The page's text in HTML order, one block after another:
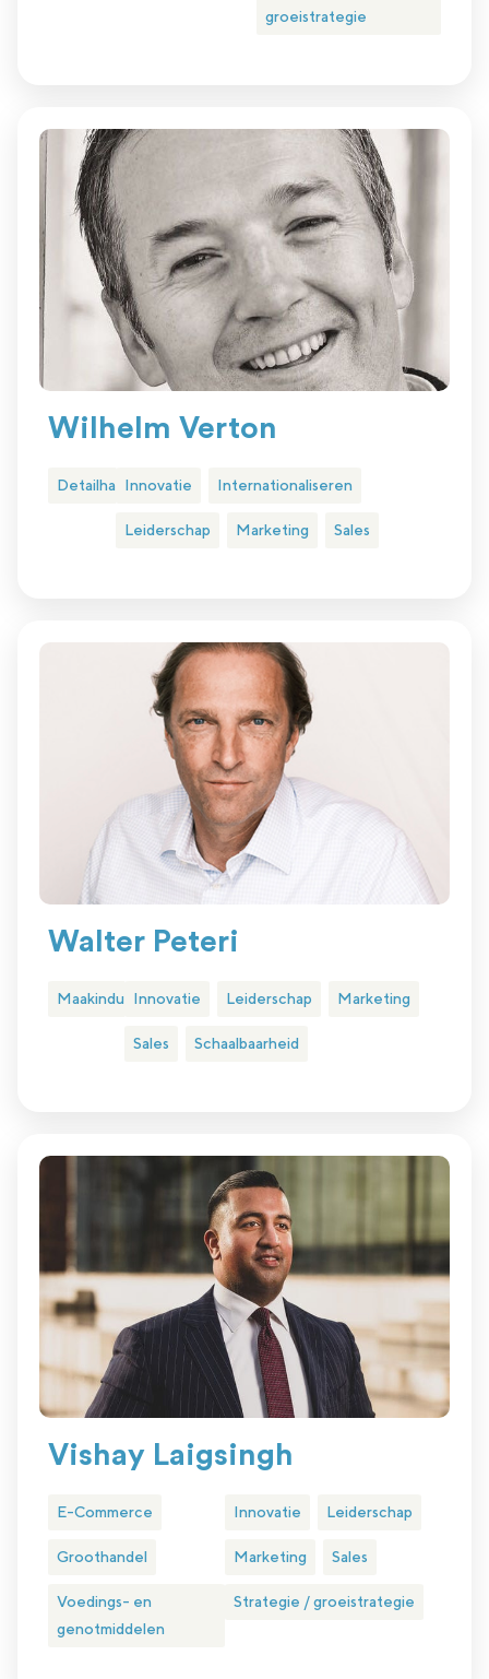
groeistrategie
Wilhelm Verton
DetailhandelInnovatie Internationaliseren
Leiderschap Marketing Sales
Walter Peteri
MaakindustrieInnovatie Leiderschap Marketing
Sales Schaalbaarheid
Vishay Laigsingh
E-Commerce
Groothandel
Voedings- en
genotmiddelen
Innovatie Leiderschap
Marketing Sales
Strategie / groeistrategie